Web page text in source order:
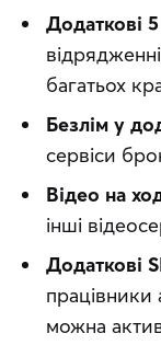
Додаткові
багатьох
Безлім у
сервіси
Відео на
інші
Додаткові
можна